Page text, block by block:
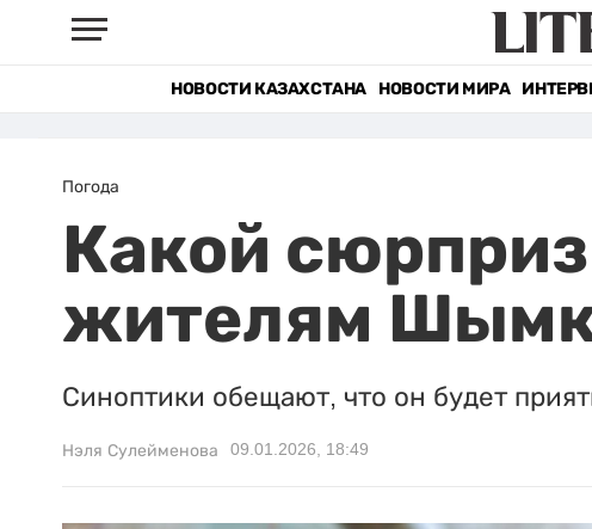
НОВОСТИ КАЗАХСТАНА НОВОСТИ МИРА
Погода
Какой
жителям
Синоптики обещают, что он будет
Нэля Сулейменова 09.01.2026, 18:49